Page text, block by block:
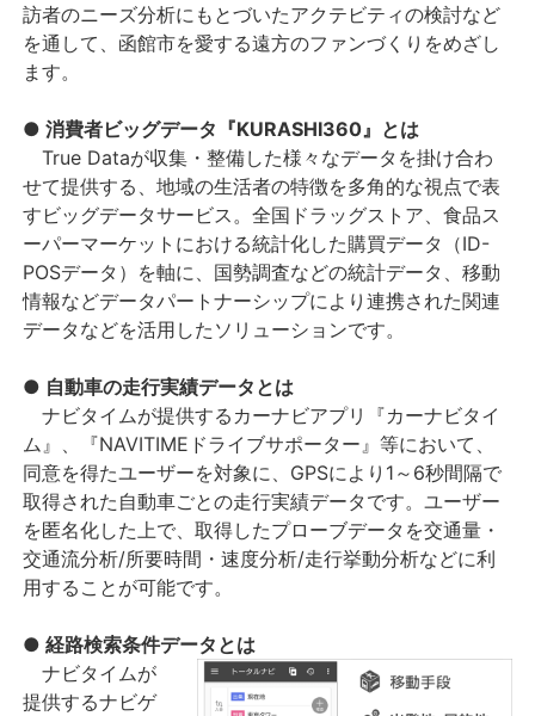
訪者のニーズ分析にもとづいたアクテビティの検討など
を通して、函館市を愛する遠方のファンづくりをめざし
ます。
● 消費者ビッグデータ『KURASHI360』とは
True Dataが収集・整備した様々なデータを掛け合わ
せて提供する、地域の生活者の特徴を多角的な視点で表
すビッグデータサービス。全国ドラッグストア、食品ス
ーパーマーケットにおける統計化した購買データ（ID-
POSデータ）を軸に、国勢調査などの統計データ、移動
情報などデータパートナーシップにより連携された関連
データなどを活用したソリューションです。
● 自動車の走行実績データとは
ナビタイムが提供するカーナビアプリ『カーナビタイ
ム』、『NAVITIMEドライブサポーター』等において、
同意を得たユーザーを対象に、GPSにより1～6秒間隔で
取得された自動車ごとの走行実績データです。ユーザー
を匿名化した上で、取得したプローブデータを交通量・
交通流分析/所要時間・速度分析/走行挙動分析などに利
用することが可能です。
● 経路検索条件データとは
ナビタイムが
提供するナビゲ